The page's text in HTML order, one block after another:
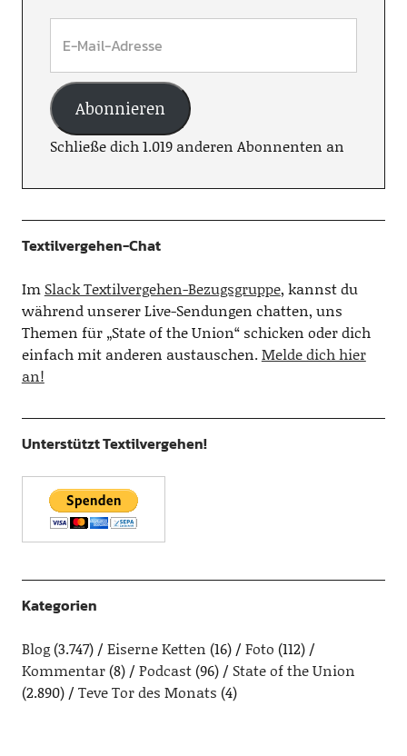
Abonnieren
Schließe dich 1.019 anderen Abonnenten an
Textilvergehen-Chat
Im Slack Textilvergehen-Bezugsgruppe, kannst du
während unserer Live-Sendungen chatten, uns
Themen für „State of the Union“ schicken oder dich
einfach mit anderen austauschen.Melde dich hier
an!
Unterstützt Textilvergehen!
Kategorien
Blog(3.747) Eiserne Ketten (16) Foto (112)
Kommentar(8) Podcast(96)
State of the Union
(2.890)
Teve Tor des Monats (4)